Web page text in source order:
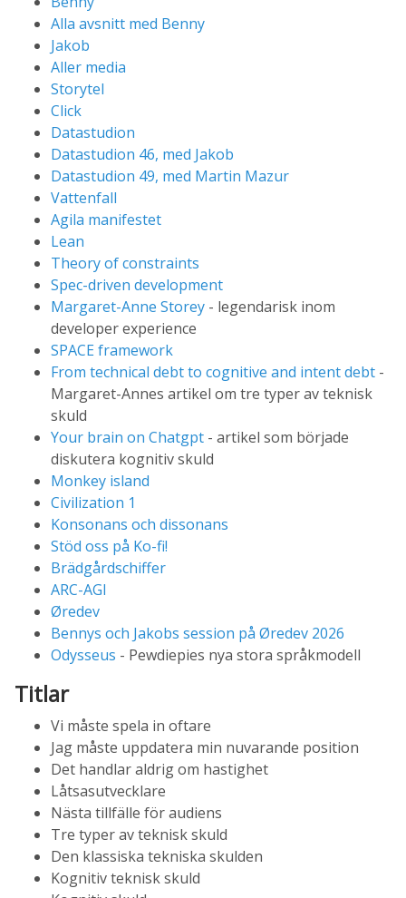
Alla avsnitt med Benny
Jakob
Aller media
Storytel
Click
Datastudion
Datastudion 46, med Jakob
Datastudion 49, med Martin Mazur
Vattenfall
Agila manifestet
Lean
Theory of constraints
Spec-driven development
Margaret-Anne Storey - legendarisk inom
developer experience
SPACE framework
From technical debt to cognitive and intent debt -
Margaret-Annes artikel om tre typer av teknisk
skuld
Your brain on Chatgpt - artikel som började
diskutera kognitiv skuld
Monkey island
Civilization 1
Konsonans och dissonans
Stöd oss på Ko-fi!
Brädgårdschiffer
ARC-AGI
Øredev
Bennys och Jakobs session på Øredev 2026
Odysseus - Pewdiepies nya stora språkmodell
Titlar
Vi måste spela in oftare
Jag måste uppdatera min nuvarande position
Det handlar aldrig om hastighet
Låtsasutvecklare
Nästa tillfälle för audiens
Tre typer av teknisk skuld
Den klassiska tekniska skulden
Kognitiv teknisk skuld